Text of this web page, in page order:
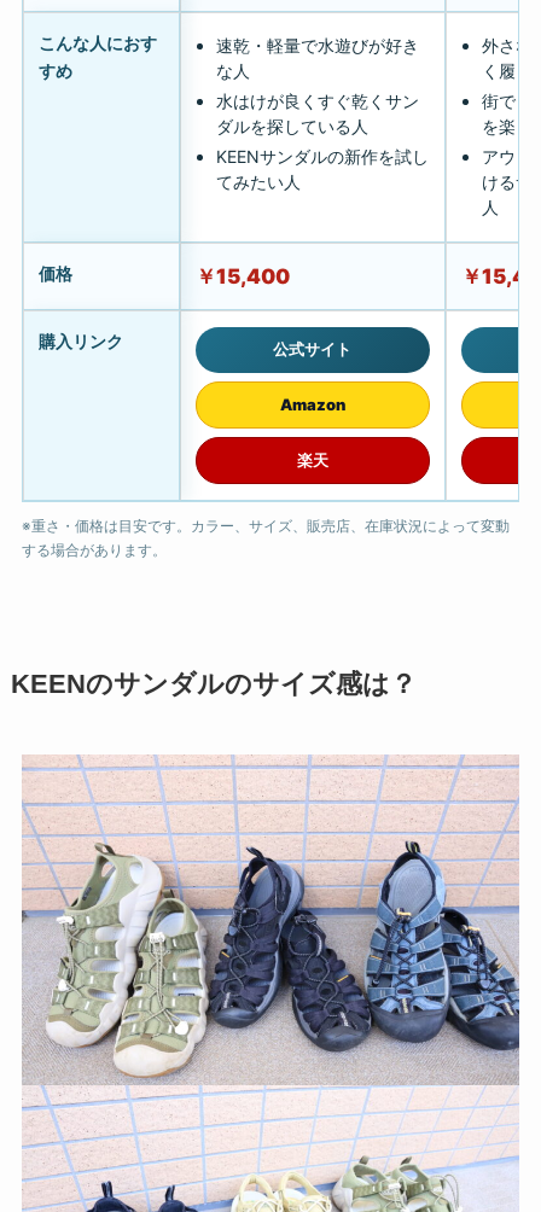
こんな人におす
すめ
速乾・軽量で水遊びが好き
な人
水はけが良くすぐ乾くサン
ダルを探している人
KEENサンダルの新作を試し
てみたい人
外さな
く履き
街でも
を楽し
アウト
けるサ
人
価格 ￥15,400 ￥
購入リンク 公式サイト
Amazon
楽天
※重さ・価格は目安です。カラー、サイズ、販売店、在庫状況によって変動
する場合があります。
KEENのサンダルのサイズ感は？